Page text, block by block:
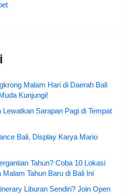
Malam Hari di Daerah Bali
Kunjungi!
Sarapan Pagi di Tempat
Bali, Display Karya Mario
Tahun? Coba 10 Lokasi
Tahun Baru di Bali Ini
Liburan Sendiri? Join Open